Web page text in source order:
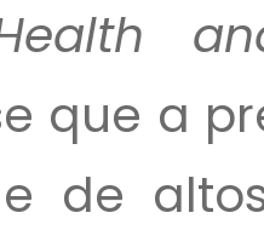
que a
de